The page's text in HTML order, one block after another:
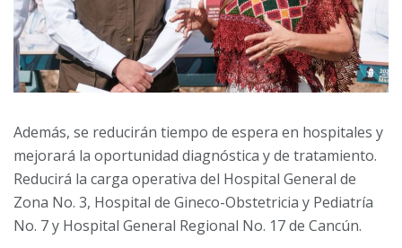
Además, se reducirán tiempo de espera en hospitales y
mejorará la oportunidad diagnóstica y de tratamiento.
Reducirá la carga operativa del Hospital General de
Zona No. 3, Hospital de Gineco-Obstetricia y Pediatría
No. 7 y Hospital General Regional No. 17 de Cancún.